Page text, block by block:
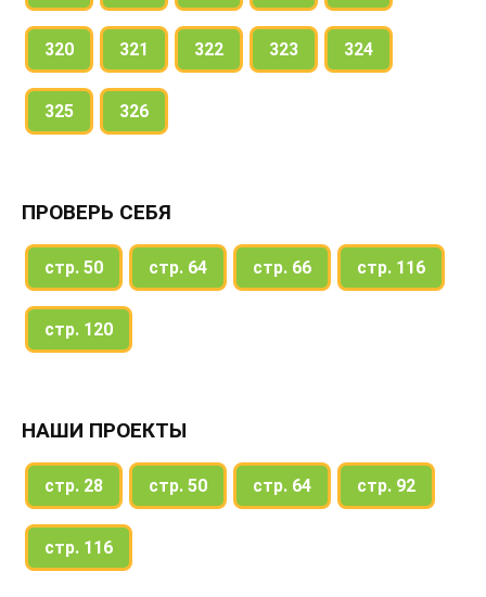
320 321 322 323 324
325 326
ПРОВЕРЬ СЕБЯ
стр. 50 стр. 64 стр. 66 стр. 116
стр. 120
НАШИ ПРОЕКТЫ
стр. 28 стр. 50 стр. 64 стр. 92
стр. 116